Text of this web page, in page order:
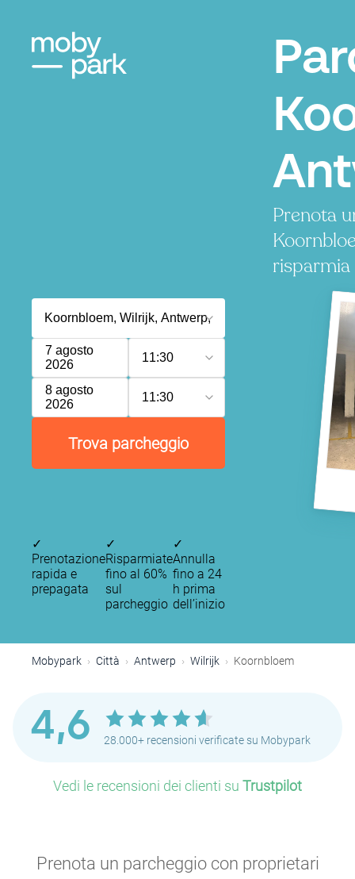
Prenota
risparmia
7 agosto
2026
11:30
8 agosto
2026
11:30
Trova parcheggio
✓
Prenotazione
rapida e
prepagata
✓
Risparmiate
fino al 60%
sul
parcheggio
✓
Annulla
fino a 24
h prima
dell’inizio
Mobypark Città Antwerp Wilrijk Koornbloem
4,6 28.000+ recensioni verificate su Mobypark
Vedi le recensioni dei clienti su Trustpilot
Prenota un parcheggio con proprietari